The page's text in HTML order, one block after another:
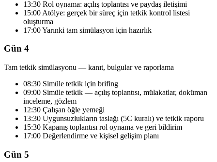
13:30 Rol oynama: açılış toplantısı ve paydaş iletişimi
15:00 Atölye: gerçek bir süreç için tetkik kontrol listesi
oluşturma
17:00 Yarınki tam simülasyon için hazırlık
Gün 4
Tam tetkik simülasyonu — kanıt, bulgular ve raporlama
08:30 Simüle tetkik için brifing
09:00 Simüle tetkik — açılış toplantısı, mülakatlar, doküman
inceleme, gözlem
12:30 Çalışan öğle yemeği
13:30 Uygunsuzlukların taslağı (5C kuralı) ve tetkik raporu
15:30 Kapanış toplantısı rol oynama ve geri bildirim
17:00 Değerlendirme ve kişisel gelişim planı
Gün 5